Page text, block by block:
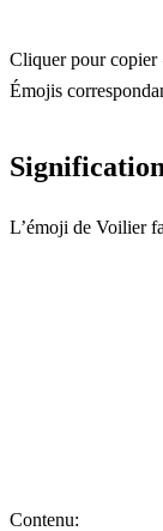
Cliquer pour copier
Émojis
L’émoji de Voilier
Contenu: